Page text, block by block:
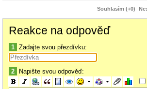
Souhlasím (+0)
Reakce na odpověď
1 Zadajte svou přezdívku:
2 Napište svou odpověď: